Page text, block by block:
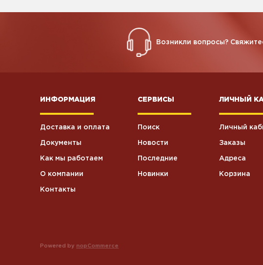
Возникли вопросы?
ИНФОРМАЦИЯ
Доставка и оплата
Документы
Как мы работаем
О компании
Контакты
СЕРВИСЫ
Поиск
Новости
Последние
Новинки
ЛИЧНЫЙ
Личный
Заказы
Адреса
Корзина
Powered by nopCommerce